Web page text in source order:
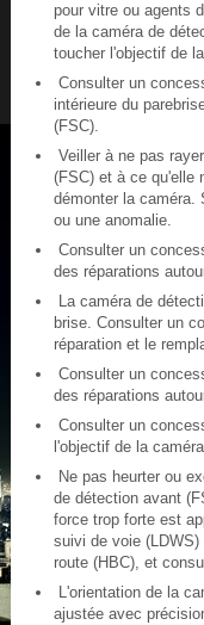
pour vitre ou agents
de la caméra de
toucher l'objectif de
Consulter un
intérieure du
(FSC).
Veiller à ne pas
(FSC) et à ce qu'elle
démonter la caméra.
ou une anomalie.
Consulter un
des réparations
La caméra de
brise. Consulter un
réparation et le
Consulter un
des réparations
Consulter un
l'objectif de la
Ne pas heurter ou
de détection avant
force trop forte est
suivi de voie
route (HBC), et
L'orientation de la
ajustée avec